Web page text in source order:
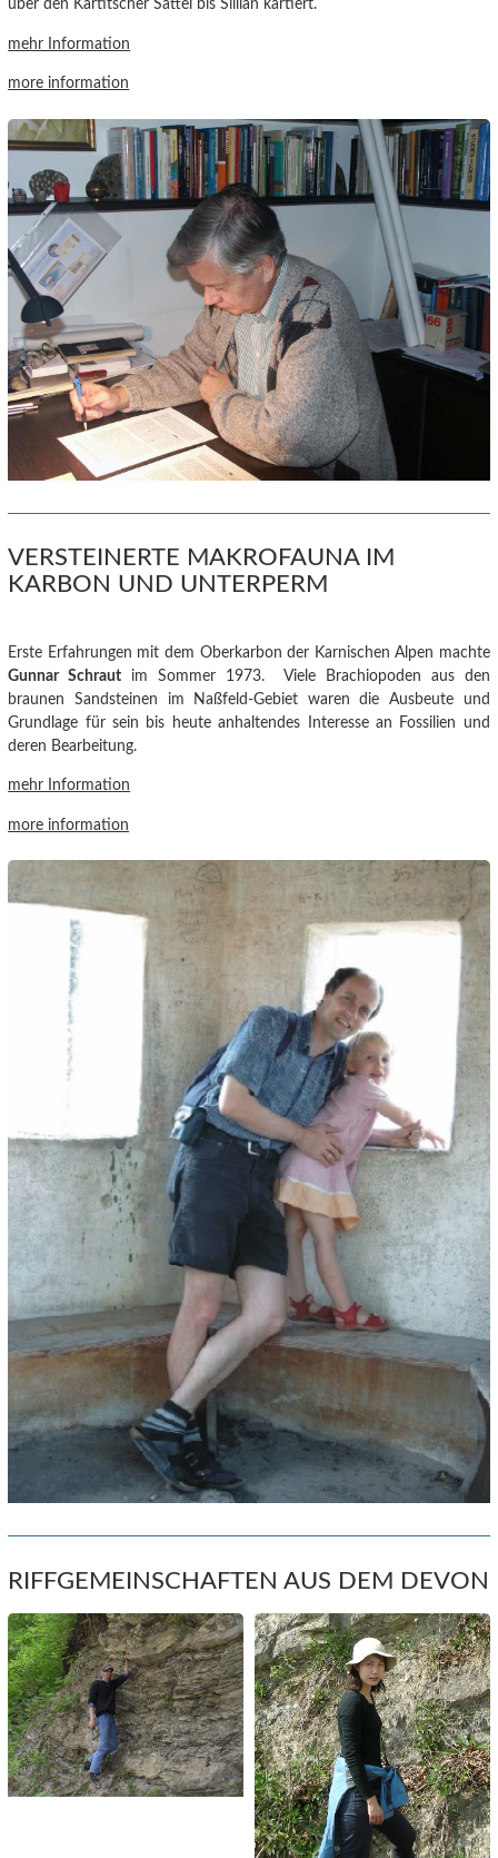
über den Kartitscher Sattel bis Sillian kartiert.
mehr Information
more information
VERSTEINERTE MAKROFAUNA IM
KARBON UND UNTERPERM
Erste Erfahrungen mit dem Oberkarbon der Karnischen Alpen machte
Gunnar Schraut im Sommer 1973. Viele Brachiopoden aus den
braunen Sandsteinen im Naßfeld-Gebiet waren die Ausbeute und
Grundlage für sein bis heute anhaltendes Interesse an Fossilien und
deren Bearbeitung.
mehr Information
more information
RIFFGEMEINSCHAFTEN AUS DEM DEVON